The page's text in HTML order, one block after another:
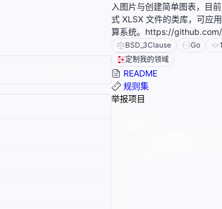
入图片与创建简单图表，目
式 XLSX 文件的类库，可应
算系统。https://
BSD_3Clause Go
定制我的领域
README
规则集
举报项目